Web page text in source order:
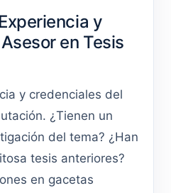
y
en Tesis
y credenciales del
¿Tienen un
del tema? ¿Han
tesis anteriores?
en gacetas